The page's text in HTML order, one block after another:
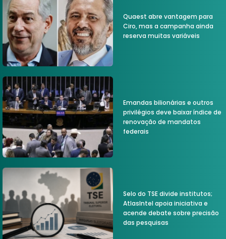
Quaest abre vantagem para
Ciro, mas a campanha ainda
reserva muitas variáveis
Emandas bilionárias e outros
privilégios deve baixar índice de
renovação de mandatos
federais
Selo do TSE divide institutos;
AtlasIntel apoia iniciativa e
acende debate sobre precisão
das pesquisas